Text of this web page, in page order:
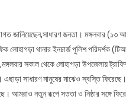
জানিয়েছেন,সাধারণ জনতা। মঙ্গলবার (১৩
লোহাগড়া থানার ইনচার্জ পুলিশ পরিদর্শক
সকাল থেকে লোহাগড়া উপজেলায়
সাধারণ মানুষের মাঝেও স্বস্তি
আমরাও নতুন রূপে সততা ও নিষ্ঠার সঙ্গে